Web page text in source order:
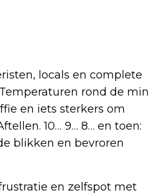
locals en complete
rond de min
en iets sterkers om
10… 9… 8… en toen:
blikken en bevroren
en zelfspot met